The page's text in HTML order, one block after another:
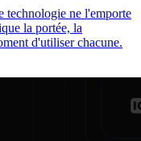
ne l'emporte
la portée, la
d'utiliser chacune.